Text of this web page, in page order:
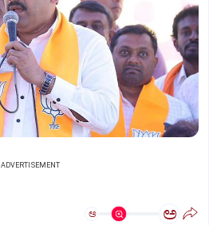
ADVERTISEMENT
ಅ ಅ